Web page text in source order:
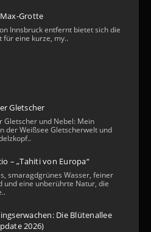
Grotte
Innsbruck entfernt bietet sich die
für eine kurze, my..
Gletscher
Gletscher und Nebel: Mein
der Weißsee Gletscherwelt und
– „Tahiti von Europa“
smaragdgrünes Wasser, feiner
und eine unberührte Natur, die
Die Blütenallee
2026)